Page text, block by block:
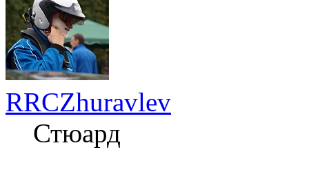
RRCZhuravlev
Стюард